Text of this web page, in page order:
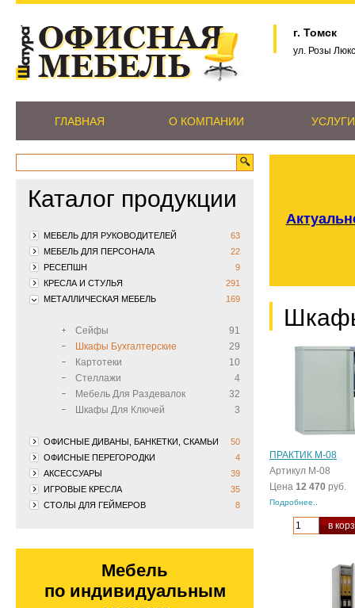
г. Томск
ул. Розы
ГЛАВНАЯ О КОМПАНИИ УСЛУГИ
Каталог продукции
МЕБЕЛЬ ДЛЯ РУКОВОДИТЕЛЕЙ
63
МЕБЕЛЬ ДЛЯ ПЕРСОНАЛА
22
РЕСЕПШН
9
КРЕСЛА И СТУЛЬЯ
291
МЕТАЛЛИЧЕСКАЯ МЕБЕЛЬ
169
Сейфы
91
Шкафы Бухгалтерские
29
Картотеки
10
Стеллажи
4
Мебель Для Раздевалок
32
Шкафы Для Ключей
3
ОФИСНЫЕ ДИВАНЫ, БАНКЕТКИ, СКАМЬИ
50
ОФИСНЫЕ ПЕРЕГОРОДКИ
4
АКСЕССУАРЫ
39
ИГРОВЫЕ КРЕСЛА
35
СТОЛЫ ДЛЯ ГЕЙМЕРОВ
8
Мебель
по индивидуальным
ПРАКТИК М-08
Артикул М-08
Цена 12 470 руб.
Подробнее..
в